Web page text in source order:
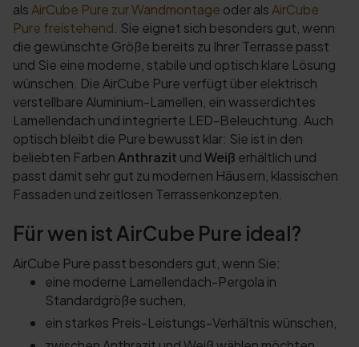
als AirCube Pure zur Wandmontage oder als AirCube
Pure freistehend . Sie eignet sich besonders gut, wenn
die gewünschte Größe bereits zu Ihrer Terrasse passt
und Sie eine moderne, stabile und optisch klare Lösung
wünschen. Die AirCube Pure verfügt über elektrisch
verstellbare Aluminium-Lamellen, ein wasserdichtes
Lamellendach und integrierte LED-Beleuchtung. Auch
optisch bleibt die Pure bewusst klar: Sie ist in den
beliebten Farben Anthrazit undWeiß erhältlich und
passt damit sehr gut zu modernen Häusern, klassischen
Fassaden und zeitlosen Terrassenkonzepten.
Für wen ist AirCube Pure ideal?
AirCube Pure passt besonders gut, wenn Sie:
eine moderne Lamellendach-Pergola in
Standardgröße suchen,
ein starkes Preis-Leistungs-Verhältnis wünschen,